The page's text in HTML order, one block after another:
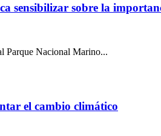
sensibilizar sobre la
Parque Nacional Marino...
el cambio climático